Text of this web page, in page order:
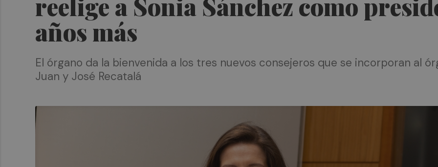
reelige a Sonia Sánchez como
años más
El órgano da la bienvenida a los tres nuevos consejeros que se incorporan al
Juan y José Recatalá